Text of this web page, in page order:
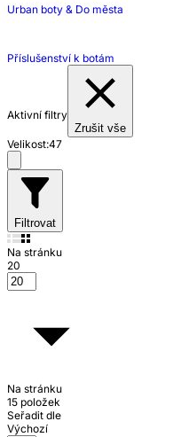
Urban boty & Do města
Příslušenství k botám
Aktivní filtry
Zrušit vše
Velikost:47
Filtrovat
Na stránku
20
Na stránku
15 položek
Seřadit dle
Výchozí